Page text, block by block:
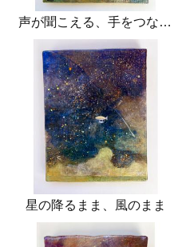
声が聞こえる、手をつなぐ、
星の降るまま、風のまま